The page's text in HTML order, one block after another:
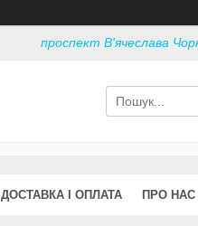
проспект В'ячеслава
ДОСТАВКА І ОПЛАТА ПРО НАС